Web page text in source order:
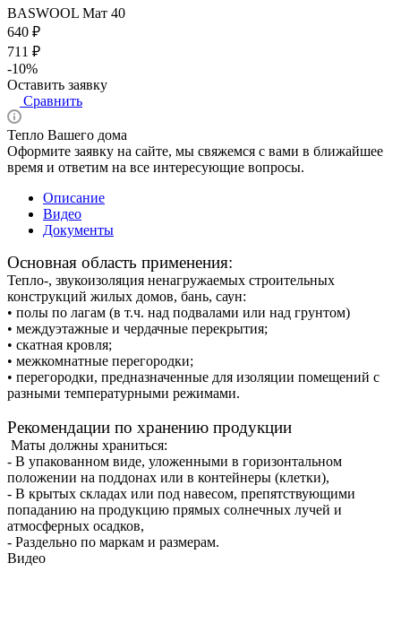
BASWOOL Мат 40
640 ₽
711 ₽
-10%
Оставить заявку
Сравнить
Тепло Вашего дома
Оформите заявку на сайте, мы свяжемся с вами в ближайшее
время и ответим на все интересующие вопросы.
Описание
Видео
Документы
Основная область применения:
Тепло-, звукоизоляция ненагружаемых строительных
конструкций жилых домов, бань, саун:
• полы по лагам (в т.ч. над подвалами или над грунтом)
• междуэтажные и чердачные перекрытия;
• скатная кровля;
• межкомнатные перегородки;
• перегородки, предназначенные для изоляции помещений с
разными температурными режимами.
Рекомендации по хранению продукции
Маты должны храниться:
- В упакованном виде, уложенными в горизонтальном
положении на поддонах или в контейнеры (клетки),
- В крытых складах или под навесом, препятствующими
попаданию на продукцию прямых солнечных лучей и
атмосферных осадков,
- Раздельно по маркам и размерам.
Видео